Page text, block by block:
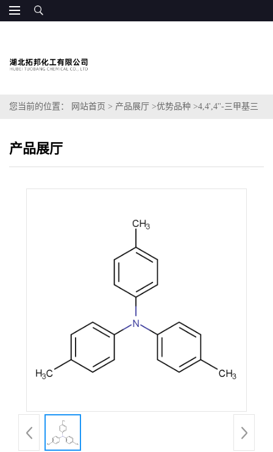
您当前的位置： 网站首页 > 产品展厅 >优势品种 >4,4',4''-三甲基三
产品展厅